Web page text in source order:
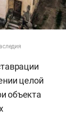
целой
объекта